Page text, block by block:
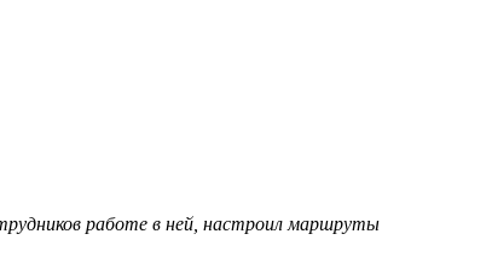
работе в ней, настроил маршруты